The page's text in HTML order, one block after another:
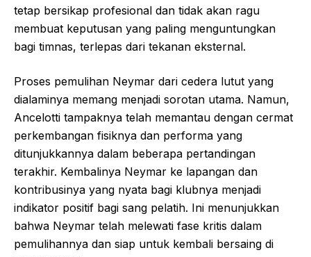
tetap bersikap profesional dan tidak akan ragu
membuat keputusan yang paling menguntungkan
bagi timnas, terlepas dari tekanan eksternal.
Proses pemulihan Neymar dari cedera lutut yang
dialaminya memang menjadi sorotan utama. Namun,
Ancelotti tampaknya telah memantau dengan cermat
perkembangan fisiknya dan performa yang
ditunjukkannya dalam beberapa pertandingan
terakhir. Kembalinya Neymar ke lapangan dan
kontribusinya yang nyata bagi klubnya menjadi
indikator positif bagi sang pelatih. Ini menunjukkan
bahwa Neymar telah melewati fase kritis dalam
pemulihannya dan siap untuk kembali bersaing di